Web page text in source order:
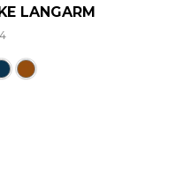
LANGARM